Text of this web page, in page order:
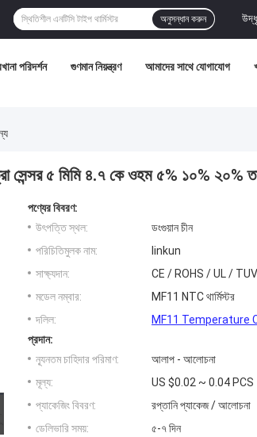
অনুসন্ধান করুন
পরিদর্শন গুণমান নিয়ন্ত্রণ আমাদের সাথে যোগাযোগ
সেন্সর ৫ মিমি ৪.৭ কে ওহম ৫% ১০% ২০%
পণ্যের বিবরণ:
উৎপত্তি স্থল:
ডংগুয়ান চীন
পরিচিতিমুলক নাম:
linkun
সাক্ষ্যদান:
CE / ROHS / UL /
মডেল নম্বার:
MF11 NTC থার্মিস্টর
দলিল:
MF11 Temperature
প্রদান:
ন্যূনতম চাহিদার পরিমাণ:
আলাপ - আলোচনা
মূল্য:
US $0.02 ~ 0.04 PCS
প্যাকেজিং বিবরণ:
রপ্তানি প্যাকেজ / আলোচনা
ডেলিভারি সময়:
৫-৭ দিন